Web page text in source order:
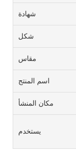
شهادة
شكل
مقاس
اسم المنتج
مكان المنشأ
يستخدم